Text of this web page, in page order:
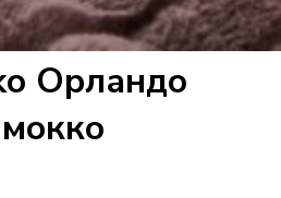
Орландо